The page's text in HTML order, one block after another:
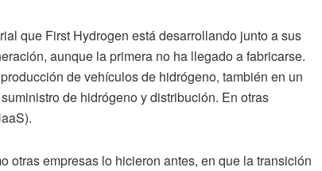
que First Hydrogen está desarrollando junto a sus
aunque la primera no ha llegado a fabricarse.
de vehículos de hidrógeno, también en un
suministro de hidrógeno y distribución. En otras
otras empresas lo hicieron antes, en que la transición